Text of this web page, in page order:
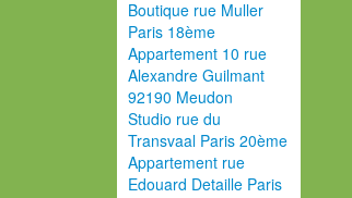
Boutique rue Muller
Paris 18ème
Appartement 10 rue
Alexandre Guilmant
92190 Meudon
Studio rue du
Transvaal Paris 20ème
Appartement rue
Edouard Detaille Paris